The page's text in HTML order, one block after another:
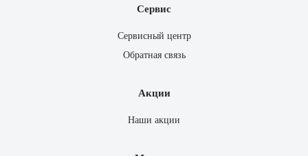
Сервис
Сервисный центр
Обратная связь
Акции
Наши акции